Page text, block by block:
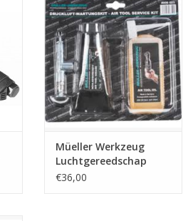
Müeller Werkzeug
Luchtgereedschap
service set 906 023
€36,00